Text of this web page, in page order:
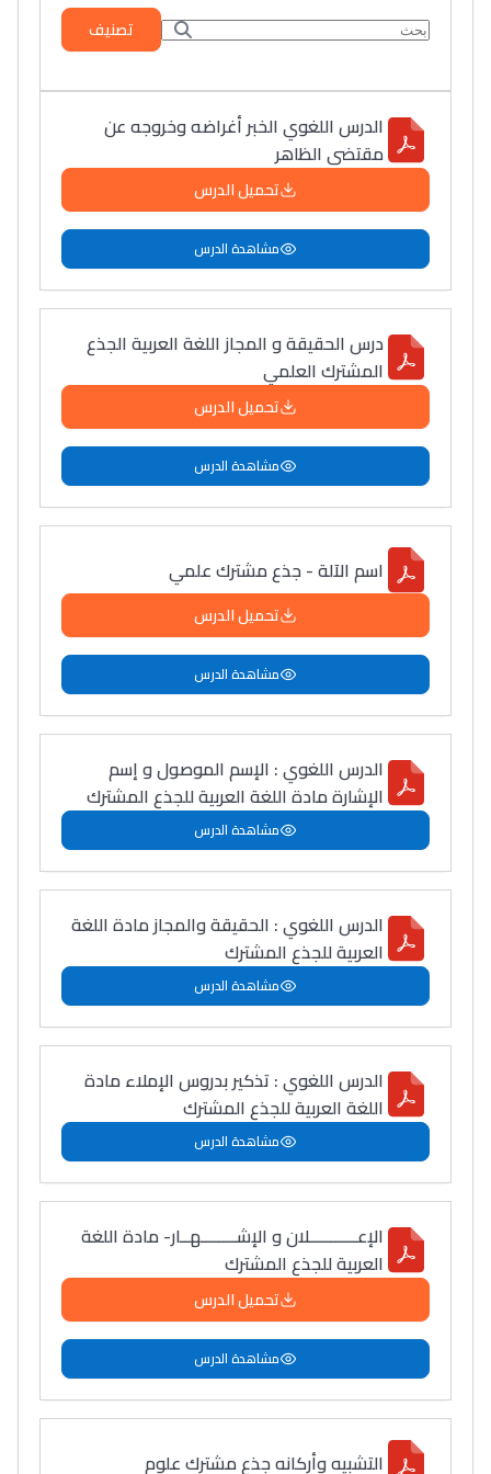
تصنيف
الدرس اللغوي الخبر أغراضه وخروجه عن
مقتضى الظاهر
تحميل الدرس
مشاهدة الدرس
درس الحقيقة و المجاز اللغة العربية الجذع
المشترك العلمي
تحميل الدرس
مشاهدة الدرس
اسم الآلة - جذع مشترك علمي
تحميل الدرس
مشاهدة الدرس
الدرس اللغوي : الإسم الموصول و إسم
الإشارة مادة اللغة العربية للجذع المشترك
مشاهدة الدرس
الدرس اللغوي : الحقيقة والمجاز مادة اللغة
العربية للجذع المشترك
مشاهدة الدرس
الدرس اللغوي : تذكير بدروس الإملاء مادة
اللغة العربية للجذع المشترك
مشاهدة الدرس
الإعـــــــــــلان و الإشــــــــهــار- مادة اللغة
العربية للجذع المشترك
تحميل الدرس
مشاهدة الدرس
التشبيه وأركانه جذع مشترك علوم